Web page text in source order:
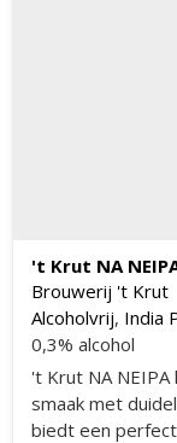
't Krut NA
Brouwerij 't Krut
Alcoholvrij, India
0,3% alcohol
't Krut NA
smaak met
biedt een